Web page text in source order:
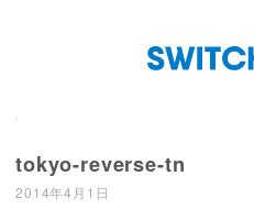
tokyo-reverse-tn
2014年4月1日